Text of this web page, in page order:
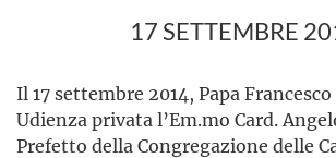
17 SETTEMBRE
Il 17 settembre 2014, Papa
Udienza privata l’Em.mo Card.
Prefetto della Congregazione delle